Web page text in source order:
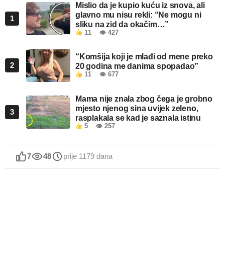
1
Mislio da je kupio kuću iz snova, ali
glavno mu nisu rekli: “Ne mogu ni
sliku na zid da okačim…”
11 👁 427
2
“Komšija koji je mlađi od mene preko
20 godina me danima spopadao”
11 👁 677
3
Mama nije znala zbog čega je grobno
mjesto njenog sina uvijek zeleno,
rasplakala se kad je saznala istinu
5 👁 257
7 48 prije 1179 dana